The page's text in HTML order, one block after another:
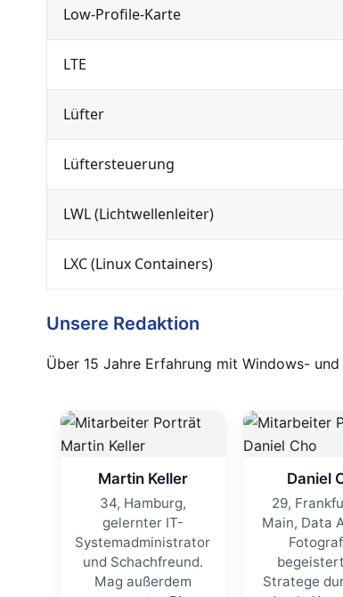
Low-Profile-Karte
LTE
Lüfter
Lüftersteuerung
LWL (Lichtwellenleiter)
LXC (Linux Containers)
Unsere Redaktion
Über 15 Jahre Erfahrung mit Windows-
Martin Keller
34, Hamburg,
gelernter IT-
Systemadministrator
und Schachfreund.
Mag außerdem
Daniel
29,
Main, Data
Stratege